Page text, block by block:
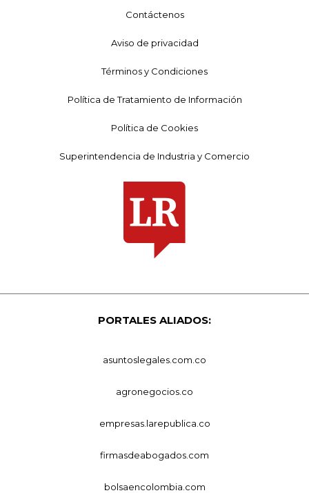
Contáctenos
Aviso de privacidad
Términos y Condiciones
Política de Tratamiento de Información
Política de Cookies
Superintendencia de Industria y Comercio
PORTALES ALIADOS:
asuntoslegales.com.co
agronegocios.co
empresas.larepublica.co
firmasdeabogados.com
bolsaencolombia.com